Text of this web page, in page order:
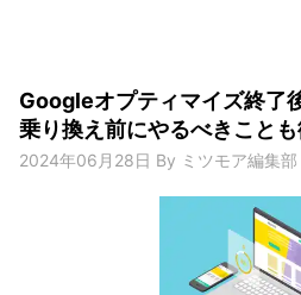
Googleオプティマイズ終了
乗り換え前にやるべきこと
2024年06月28日 By ミツモア編集部